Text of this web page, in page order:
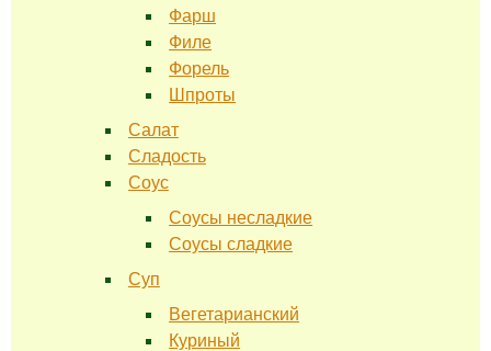
Фарш
Филе
Форель
Шпроты
Салат
Сладость
Соус
Соусы несладкие
Соусы сладкие
Суп
Вегетарианский
Куриный